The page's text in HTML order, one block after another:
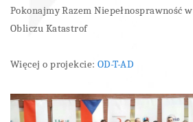
Pokonajmy Razem Niepełnosprawność w
Obliczu Katastrof
Więcej o projekcie: OD-T-AD